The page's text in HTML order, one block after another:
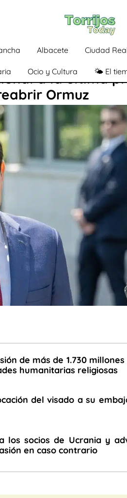
Albacete Ciudad
Ocio y Cultura 🌤️ El
a la última
Ormuz
de más de 1.730
humanitarias religiosas
del visado a su
los socios de Ucrania y
en caso contrario